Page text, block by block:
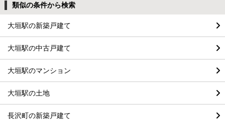
類似の条件から検索
大垣駅の新築戸建て
大垣駅の中古戸建て
大垣駅のマンション
大垣駅の土地
長沢町の新築戸建て